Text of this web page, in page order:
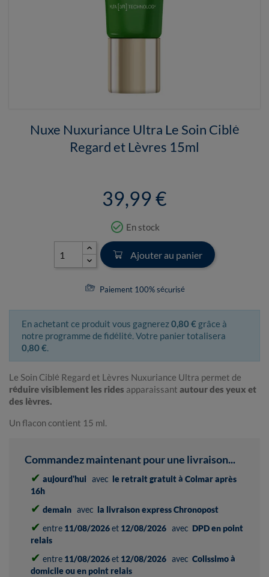
Nuxe Nuxuriance Ultra Le Soin Ciblé
Regard et Lèvres 15ml
39,99 €
check_circle_outline En stock
Ajouter au panier
Paiement 100% sécurisé
En achetant ce produit vous gagnerez0,80 € grâce à
notre programme de fidélité. Votre panier totalisera
0,80 €.
Le Soin Ciblé Regard et Lèvres Nuxuriance Ultra permet de
réduire visiblement les rides apparaissant autour des yeux et
des lèvres.
Un flacon contient 15 ml.
Commandez maintenant pour une livraison...
✔ aujourd'hui avec le retrait gratuit à Colmar après
16h
✔ demain avec la livraison express Chronopost
✔ entre 11/08/2026et 12/08/2026 avec DPD en point
relais
✔ entre 11/08/2026et 12/08/2026 avec Colissimo à
domicile ou en point relais